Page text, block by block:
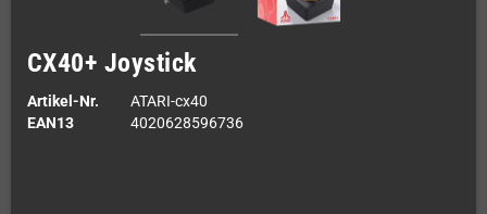
CX40+ Joystick
Artikel-Nr.
ATARI-cx40
EAN13
4020628596736